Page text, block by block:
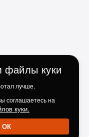
файлы куки
лучше.
соглашаетесь на
куки.
ОК